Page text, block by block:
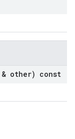
& other) const